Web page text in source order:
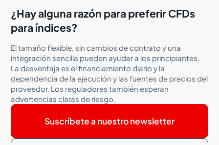
¿Hay alguna razón para preferir CFDs
para índices?
El tamaño flexible, sin cambios de contrato y una
integración sencilla pueden ayudar a los principiantes.
La desventaja es el financiamiento diario y la
dependencia de la ejecución y las fuentes de precios del
proveedor. Los reguladores también esperan
advertencias claras de riesgo.
Suscríbete a nuestro newsletter